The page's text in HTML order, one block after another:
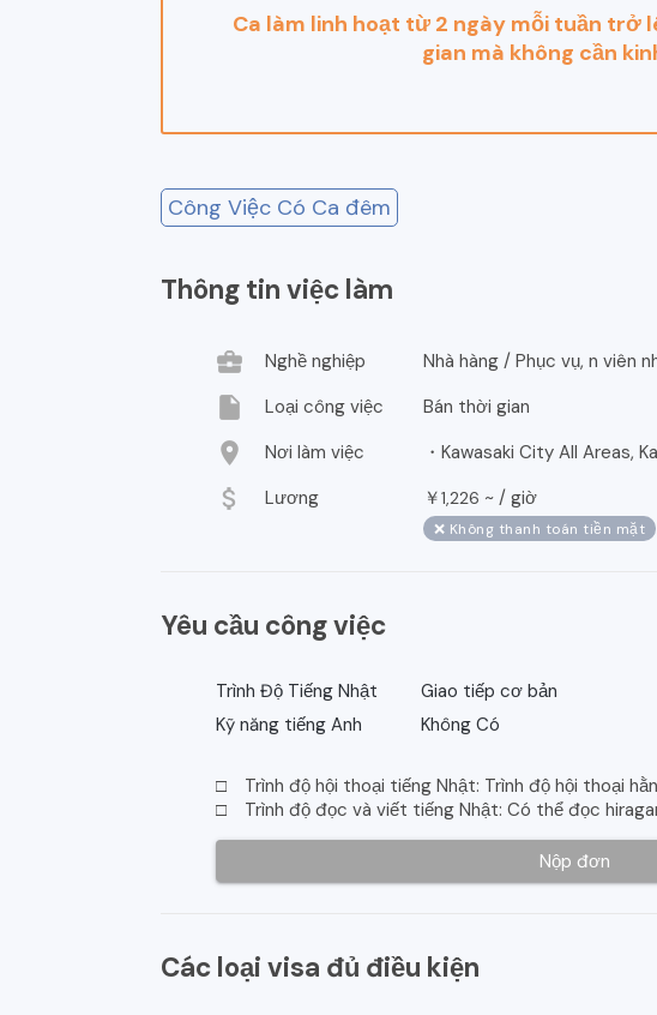
Ca làm linh hoạt từ 2 ngày mỗi tuần trở
gian mà không cần
Công Việc Có Ca đêm
Thông tin việc làm
business_center Nghề nghiệp Nhà hàng / Phục vụ, n viên
insert_drive_file Loại công việc Bán thời gian
location_on Nơi làm việc ・Kawasaki City All Areas,
attach_money Lương ￥1,226 ~ / giờ
❌ Không thanh toán tiền mặt
Yêu cầu công việc
Trình Độ Tiếng Nhật
Giao tiếp cơ bản
Kỹ năng tiếng Anh
Không Có
□ Trình độ hội thoại tiếng Nhật: Trình độ hội thoại
□ Trình độ đọc và viết tiếng Nhật: Có thể đọc
Nộp đơn
Các loại visa đủ điều kiện